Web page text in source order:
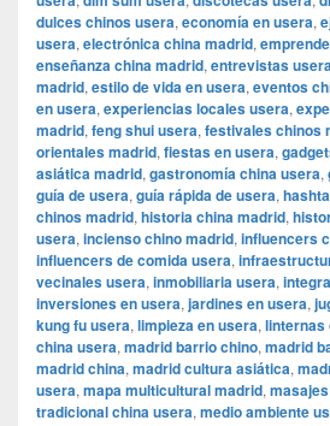
dulces chinos usera, economía en usera,
usera, electrónica china madrid,
enseñanza china madrid, entrevistas
madrid, estilo de vida en usera, eventos
en usera, experiencias locales usera,
madrid, feng shui usera, festivales chinos
orientales madrid, fiestas en usera,
asiática madrid, gastronomía china usera,
guía de usera, guía rápida de usera,
chinos madrid, historia china madrid,
usera, incienso chino madrid, influencers
influencers de comida usera,
vecinales usera, inmobiliaria usera,
inversiones en usera, jardines en usera,
kung fu usera, limpieza en usera, linternas
china usera, madrid barrio chino, madrid
madrid china, madrid cultura asiática,
usera, mapa multicultural madrid,
tradicional china usera, medio ambiente